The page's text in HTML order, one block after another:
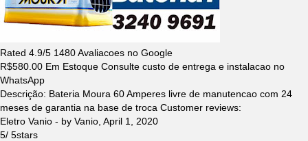
Rated 4.9/5 1480Avaliacoes no Google
R$580.00 Em Estoque Consulte custo de entrega e instalacao no
WhatsApp
Descrição: Bateria Moura 60 Amperes livre de manutencao com 24
meses de garantia na base de troca Customer reviews:
Eletro Vanio - by Vanio April 1, 2020
5/ 5stars